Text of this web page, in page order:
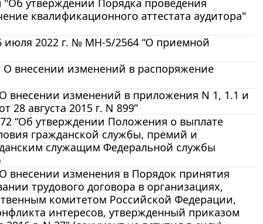
утверждении Порядка проведения
квалификационного аттестата аудитора"
июля 2022 г. № МН-5/2564 “О приемной
внесении изменений в распоряжение
внесении изменений в приложения N 1, 1.1 и
августа 2015 г. N 899”
“Об утверждении Положения о выплате
гражданской службы, премий и
служащим Федеральной службы
внесении изменения в Порядок принятия
трудового договора в организациях,
комитетом Российской Федерации,
интересов, утвержденный приказом